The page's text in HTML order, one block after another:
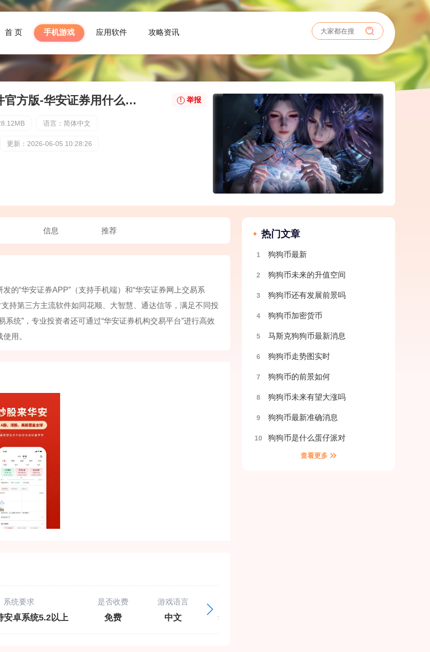
首 页 手机游戏 应用软件 攻略资讯
华安证券用什么软件官方版-华安证券用什么软件最新版下载
语言：简体中文
更新：2026-06-05 10:28:26
举报
信息 推荐
的“华安证券APP”（支持手机端）和“华安证券网上交易系
持第三方主流软件如同花顺、大智慧、通达信等，满足不同投
统”，专业投资者还可通过“华安证券机构交易平台”进行高效
用。
系统要求
安卓系统5.2以上
是否收费
免费
游戏语言
中文 华安证券用什么软件
热门文章
1 狗狗币最新
2 狗狗币未来的升值空间
3 狗狗币还有发展前景吗
4 狗狗币加密货币
5 马斯克狗狗币最新消息
6 狗狗币走势图实时
7 狗狗币的前景如何
8 狗狗币未来有望大涨吗
9 狗狗币最新准确消息
10 狗狗币是什么蛋仔派对
查看更多